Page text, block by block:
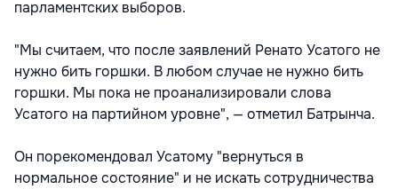
парламентских выборов.
"Мы считаем, что после заявлений Ренато Усатого не
нужно бить горшки. В любом случае не нужно бить
горшки. Мы пока не проанализировали слова
Усатого на партийном уровне", — отметил Батрынча.
Он порекомендовал Усатому "вернуться в
нормальное состояние" и не искать сотрудничества